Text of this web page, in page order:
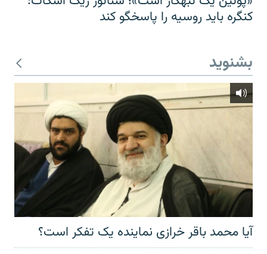
کنگره باید روسیه را پاسخگو کند
بشنوید
آیا محمد باقر خرازی نماینده یک تفکر است؟